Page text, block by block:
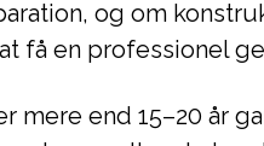
og om
få en professionel
mere end 15–20 år